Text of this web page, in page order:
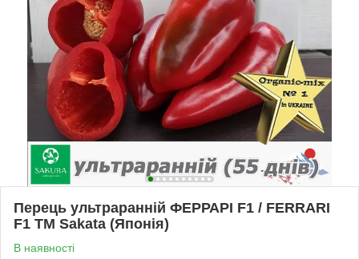
Перець ультраранній ФЕРРАРІ F1 / FERRARI
F1 ТМ Sakata (Японія)
В наявності